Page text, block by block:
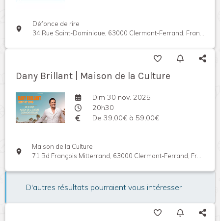
Défonce de rire
34 Rue Saint-Dominique, 63000 Clermont-Ferrand, France
Dany Brillant | Maison de la Culture
Dim 30 nov. 2025
20h30
De 39,00€ à 59,00€
Maison de la Culture
71 Bd François Mitterrand, 63000 Clermont-Ferrand, France
D'autres résultats pourraient vous intéresser